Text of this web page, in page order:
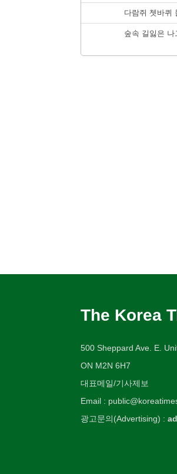
다람쥐 쳇바퀴
숲속 길잃은 나
The Korea
500 Sheppard Ave. E.
ON M2N 6H7
대표메일/기사제보
Email :
광고문의(Advertising) :